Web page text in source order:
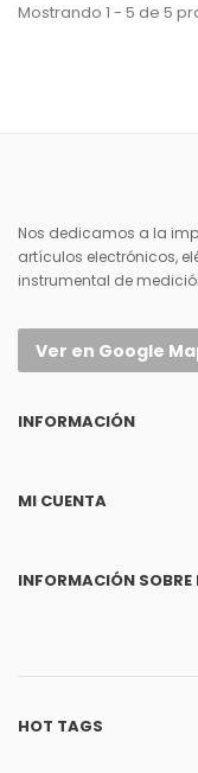
Mostrando 1 - 5 de 5
Nos dedicamos a la
artículos electrónicos,
instrumental de
Ver en Google
INFORMACIÓN
MI CUENTA
INFORMACIÓN SOBRE
HOT TAGS